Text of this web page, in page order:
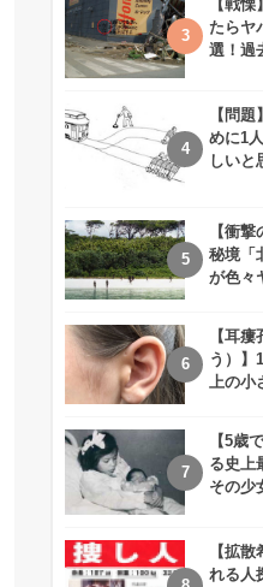
【戦
たらヤ
選！過
【問
めに1
しいと
【衝
秘境「
が色々
【耳
う）】
上の小
【5歳
る史上
その少
【拡
れる人